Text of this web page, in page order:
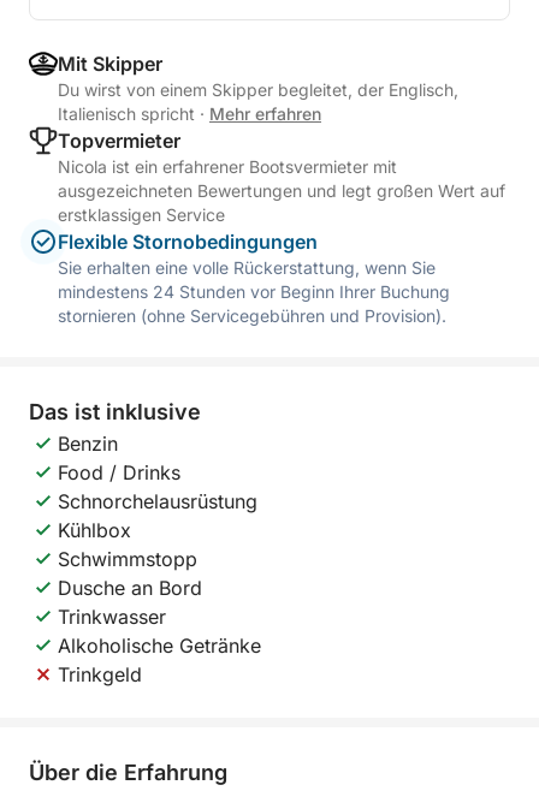
Mit Skipper
Du wirst von einem Skipper begleitet, der Englisch,
Italienisch spricht · Mehr erfahren
Topvermieter
Nicola ist ein erfahrener Bootsvermieter mit
ausgezeichneten Bewertungen und legt großen Wert auf
erstklassigen Service
Flexible Stornobedingungen
Sie erhalten eine volle Rückerstattung, wenn Sie
mindestens 24 Stunden vor Beginn Ihrer Buchung
stornieren (ohne Servicegebühren und Provision).
Das ist inklusive
Benzin
Food / Drinks
Schnorchelausrüstung
Kühlbox
Schwimmstopp
Dusche an Bord
Trinkwasser
Alkoholische Getränke
Trinkgeld
Über die Erfahrung